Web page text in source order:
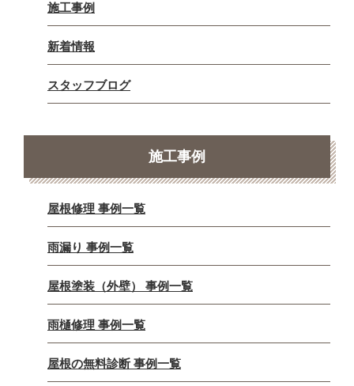
施工事例
新着情報
スタッフブログ
施工事例
屋根修理 事例一覧
雨漏り 事例一覧
屋根塗装（外壁） 事例一覧
雨樋修理 事例一覧
屋根の無料診断 事例一覧